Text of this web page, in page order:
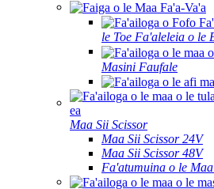
le Toe Fa'aleleia o le
Masini Faufale
Maa Sii Scissor
Maa Sii Scissor 24V
Maa Sii Scissor 48V
Fa'atumuina o le